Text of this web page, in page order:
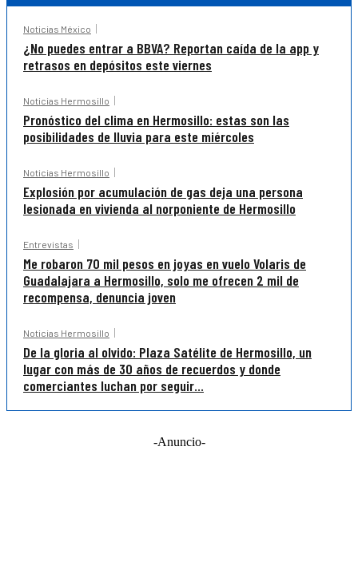
Noticias México
¿No puedes entrar a BBVA? Reportan caída de la app y
retrasos en depósitos este viernes
Noticias Hermosillo
Pronóstico del clima en Hermosillo: estas son las
posibilidades de lluvia para este miércoles
Noticias Hermosillo
Explosión por acumulación de gas deja una persona
lesionada en vivienda al norponiente de Hermosillo
Entrevistas
Me robaron 70 mil pesos en joyas en vuelo Volaris de
Guadalajara a Hermosillo, solo me ofrecen 2 mil de
recompensa, denuncia joven
Noticias Hermosillo
De la gloria al olvido: Plaza Satélite de Hermosillo, un
lugar con más de 30 años de recuerdos y donde
comerciantes luchan por seguir...
-Anuncio-